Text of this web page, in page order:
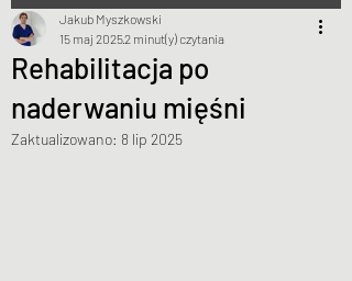
Rehabilitacja po
naderwaniu mięśni
Jakub Myszkowski
15 maj 20252 minut(y) czytania
Zaktualizowano: 8 lip 2025